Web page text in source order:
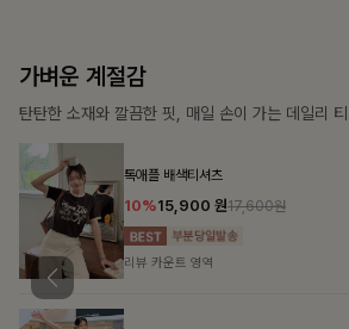
가장 쉬운 코디
특별한 날부터 일상까지 함께하는 룩
[주문폭주/군살삭제]젤링클프리 카라원피스
18%27,900 원34,000원
리뷰 카운트 영역